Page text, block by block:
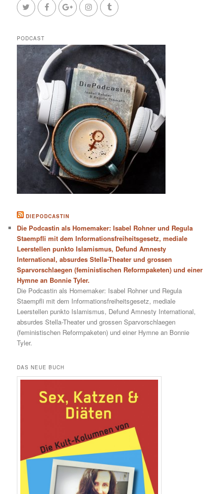
PODCAST
DIEPODCASTIN
Die Podcastin als Homemaker: Isabel Rohner und Regula
Staempfli mit dem Informationsfreiheitsgesetz, mediale
Leerstellen punkto Islamismus, Defund Amnesty
International, absurdes Stella-Theater und grossen
Sparvorschlaegen (feministischen Reformpaketen) und einer
Hymne an Bonnie Tyler.
Die Podcastin als Homemaker: Isabel Rohner und Regula
Staempfli mit dem Informationsfreiheitsgesetz, mediale
Leerstellen punkto Islamismus, Defund Amnesty International,
absurdes Stella-Theater und grossen Sparvorschlaegen
(feministischen Reformpaketen) und einer Hymne an Bonnie
Tyler.
DAS NEUE BUCH